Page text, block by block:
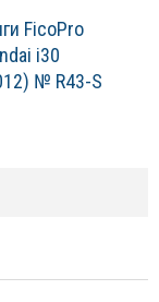
FicoPro
i30
№ R43-S